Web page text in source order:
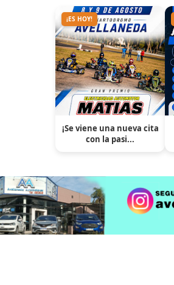
¡ES HOY!
¡Se viene una nueva cita
con la pasi...